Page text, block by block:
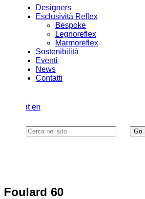
Designers
Esclusività Reflex
Bespoke
Legnoreflex
Marmoreflex
Sostenibilità
Eventi
News
Contatti
it en
foulard 60